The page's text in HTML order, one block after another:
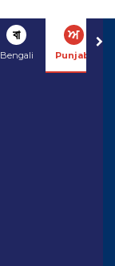
বা
Bengali
ਅ
Punjabi